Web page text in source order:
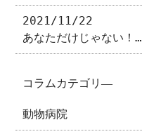
2021/11/22
あなただけじゃない！…
コラムカテゴリ―
動物病院